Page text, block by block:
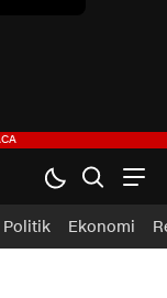
Politik Ekonomi